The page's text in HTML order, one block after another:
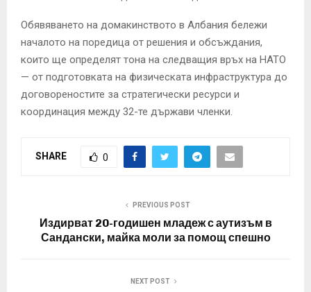
Обявяването на домакинството в Албания бележи
началото на поредица от решения и обсъждания,
които ще определят тона на следващия връх на НАТО
— от подготовката на физическата инфраструктура до
договореностите за стратегически ресурси и
координация между 32-те държави членки.
SHARE 0
PREVIOUS POST
Издирват 20-годишен младеж с аутизъм в
Сандански, майка моли за помощ спешно
NEXT POST